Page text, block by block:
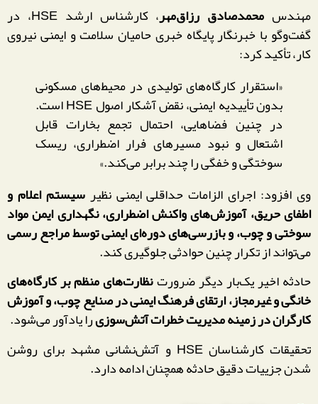
مهندس محمدصادق رزاق‌مهر ، کارشناس ارشد HSE، در
گفت‌وگو با خبرنگار پایگاه خبری حامیان سلامت و ایمنی نیروی
کار، تأکید کرد:
«استقرار کارگاه‌های تولیدی در محیط‌های مسکونی
بدون تأییدیه ایمنی، نقض آشکار اصول HSE است.
در چنین فضاهایی، احتمال تجمع بخارات قابل
اشتعال و نبود مسیرهای فرار اضطراری، ریسک
سوختگی و خفگی را چند برابر می‌کند.»
وی افزود: اجرای الزامات حداقلی ایمنی نظیرسیستم اعلام و
اطفای حریق، آموزش‌های واکنش اضطراری، نگهداری ایمن مواد
سوختی و چوب، و بازرسی‌های دوره‌ای ایمنی توسط مراجع رسمی
می‌تواند از تکرار چنین حوادثی جلوگیری کند.
حادثه اخیر یک‌بار دیگر ضرورتنظار‌ت‌های منظم بر کارگاه‌های
خانگی و غیرمجاز، ارتقای فرهنگ ایمنی در صنایع چوب، و آموزش
کارگران در زمینه مدیریت خطرات آتش‌سوزیرا یادآور می‌شود.
تحقیقات کارشناسان HSE و آتش‌نشانی مشهد برای روشن
شدن جزییات دقیق حادثه همچنان ادامه دارد.